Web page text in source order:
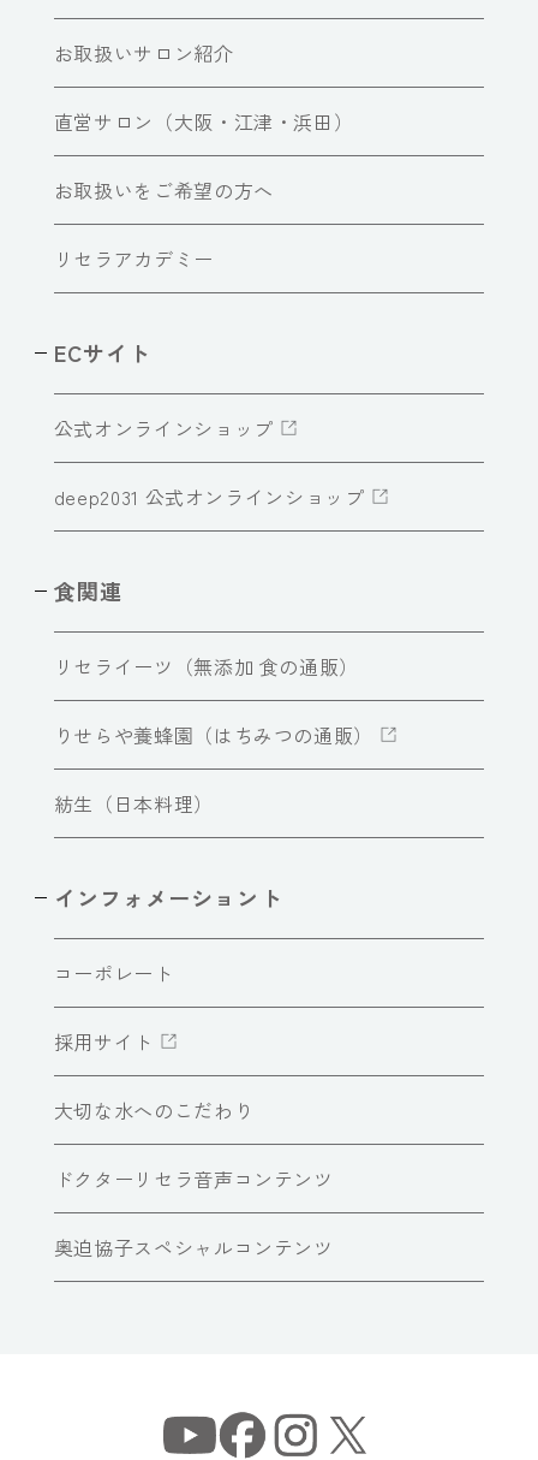
お取扱いサロン紹介
直営サロン（大阪・江津・浜田）
お取扱いをご希望の方へ
リセラアカデミー
ECサイト
公式オンラインショップ
deep2031 公式オンラインショップ
食関連
リセライーツ（無添加 食の通販）
りせらや養蜂園（はちみつの通販）
紡生（日本料理）
インフォメーショント
コーポレート
採用サイト
大切な水へのこだわり
ドクターリセラ音声コンテンツ
奥迫協子スペシャルコンテンツ